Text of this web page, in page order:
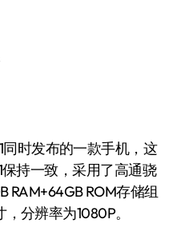
时发布的一款手机，这
持一致，采用了高通骁
RAM+64GB ROM存储组
分辨率为1080P。